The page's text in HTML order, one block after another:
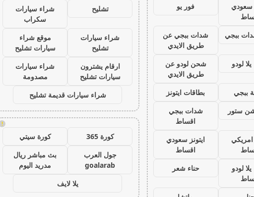
سعودي
فور يو
ببجي
شدات ببجي عن
طريق الايدي
لودو
شحن لودو عن
طريق الايدي
ببجي
بطاقات ايتونز
ستور
شدات ببجي
اقساط
امريكي
ايتونز سعودي
اقساط
لودو
حناء شعر
تشليح
شراء سيارات
سكراب
شراء سيارات
تشليح
موقع شراء
سيارات تشليح
ارقام يشترون
سيارات تشليح
شراء سيارات
مصدومة
شراء سيارات قديمة تشليح
!
كورة 365
كورة سيتي
جول العرب
goalarab
بث مباشر ريال
مدريد اليوم
يلا لايف